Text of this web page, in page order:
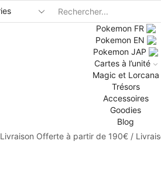
Search
input
Pokemon FR
Pokemon EN
Pokemon JAP
Cartes à l’unité
Magic et Lorcana
Trésors
Accessoires
Goodies
Blog
Livraison Offerte à partir de 190€ /